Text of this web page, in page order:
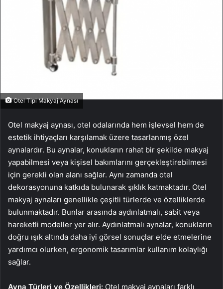
Otel Tipi Makyaj Aynası
Otel makyaj aynası, otel odalarında hem işlevsel hem de
estetik ihtiyaçları karşılamak üzere tasarlanmış özel
aynalardır. Bu aynalar, konukların rahat bir şekilde makyaj
yapabilmesi veya kişisel bakımlarını gerçekleştirebilmesi
için gerekli olan alanı sağlar. Aynı zamanda otel
dekorasyonuna katkıda bulunarak şıklık katmaktadır. Otel
makyaj aynaları genellikle çeşitli türlerde ve özelliklerde
bulunmaktadır. Bunlar arasında aydınlatmalı, sabit veya
hareketli modeller yer alır. Aydınlatmalı aynalar, konukların
doğru ışık altında daha iyi görsel sonuçlar elde etmelerine
yardımcı olurken, ergonomik tasarımlar kullanım kolaylığı
sağlar.
Ayna Türleri ve Özellikleri: Otel makyaj aynaları farklı